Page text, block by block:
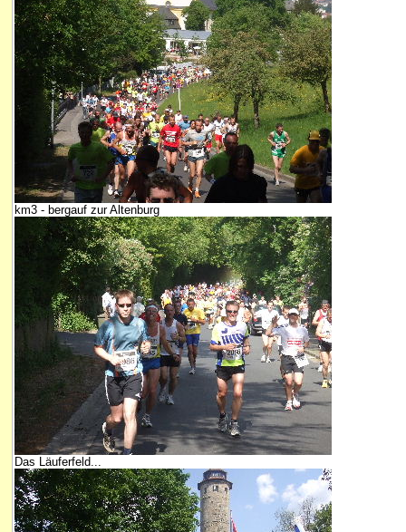
km3 - bergauf zur Altenburg
Das Läuferfeld...